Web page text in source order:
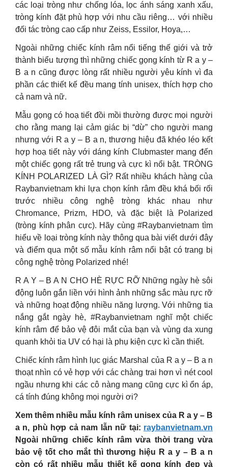
các loại tròng như chống lóa, lọc ánh sáng xanh xấu,
tròng kính đặt phù hợp với nhu cầu riêng… với nhiều
đối tác tròng cao cấp như Zeiss, Essilor, Hoya,…
Ngoài những chiếc kính râm nổi tiếng thế giới và trở
thành biểu tượng thì những chiếc gọng kính từ R a y –
B a n cũng được lòng rất nhiều người yêu kính vì đa
phần các thiết kế đều mang tính unisex, thích hợp cho
cả nam và nữ.
Mẫu gọng có hoạ tiết đồi mồi thường được mọi người
cho rằng mang lại cảm giác bị “dừ” cho người mang
nhưng với R a y – B a n, thương hiệu đã khéo léo kết
hợp hoạ tiết này với dáng kính Clubmaster mang đến
một chiếc gọng rất trẻ trung và cực kì nổi bật. TRÒNG
KÍNH POLARIZED LÀ GÌ? Rất nhiều khách hàng của
Raybanvietnam khi lựa chọn kính râm đều khá bối rối
trước nhiều công nghệ tròng khác nhau như
Chromance, Prizm, HDO, và đặc biệt là Polarized
(tròng kính phân cực). Hãy cùng #Raybanvietnam tìm
hiểu về loại tròng kính này thông qua bài viết dưới đây
và điểm qua một số mẫu kính râm nổi bật có trang bị
công nghệ tròng Polarized nhé!
R A Y – B A N CHO HÈ RỰC RỠ Những ngày hè sôi
động luôn gắn liền với hình ảnh những sắc màu rực rỡ
và những hoạt động nhiều năng lượng. Với những tia
nắng gắt ngày hè, #Raybanvietnam nghĩ một chiếc
kính râm để bảo vệ đôi mắt của bạn và vùng da xung
quanh khỏi tia UV có hại là phụ kiện cực kì cần thiết.
Chiếc kính râm hình lục giác Marshal của R a y – B a n
thoạt nhìn có vẻ hợp với các chàng trai hơn vì nét cool
ngầu nhưng khi các cô nàng mang cũng cực kì ổn áp,
cá tính đúng không mọi người ơi?
Xem thêm nhiều mẫu kính râm unisex của R a y – B
a n, phù hợp cả nam lẫn nữ tại: raybanvietnam.vn
Ngoài những chiếc kính râm vừa thời trang vừa
bảo vệ tốt cho mắt thì thương hiệu R a y – B a n
còn có rất nhiều mẫu thiết kế gọng kính đẹp và